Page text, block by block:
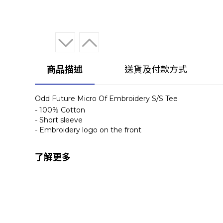
商品描述 送貨及付款方式
Odd Future Micro Of Embroidery S/S Tee
- 100% Cotton
- Short sleeve
- Embroidery logo on the front
了解更多